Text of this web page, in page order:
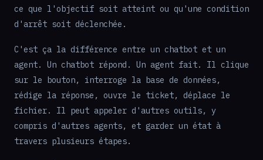
ce que l'objectif soit atteint ou qu'une condition
d'arrêt soit déclenchée.
C'est ça la différence entre un chatbot et un
agent. Un chatbot répond. Un agent fait. Il clique
sur le bouton, interroge la base de données,
rédige la réponse, ouvre le ticket, déplace le
fichier. Il peut appeler d'autres outils, y
compris d'autres agents, et garder un état à
travers plusieurs étapes.